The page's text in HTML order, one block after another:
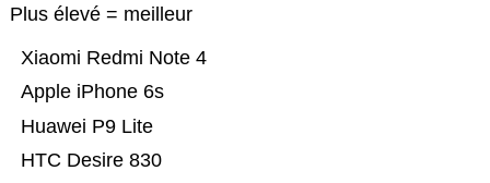
Plus élevé = meilleur
HTC Desire 830
Huawei P9 Lite
Apple iPhone 6s
Xiaomi Redmi Note 4